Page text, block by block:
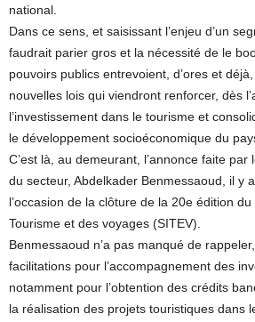
national.
Dans ce sens, et saisissant l’enjeu d’un
faudrait parier gros et la nécessité de le
pouvoirs publics entrevoient, d’ores et
nouvelles lois qui viendront renforcer, dès
l’investissement dans le tourisme et
le développement socioéconomique du
C’est là, au demeurant, l’annonce faite
du secteur, Abdelkader Benmessaoud, il y
l’occasion de la clôture de la 20e édition
Tourisme et des voyages (SITEV).
Benmessaoud n’a pas manqué de
facilitations pour l’accompagnement des
notamment pour l’obtention des crédits
la réalisation des projets touristiques dans